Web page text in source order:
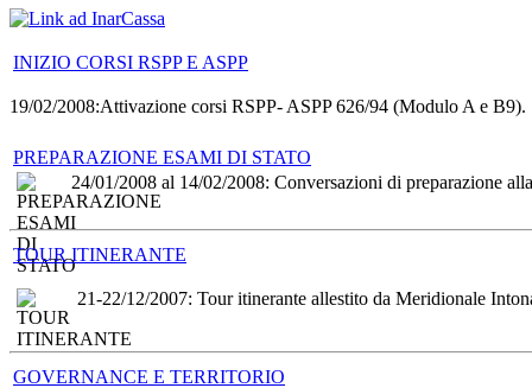
Avviso Pubblico
Comune di San Procopio (RC):
Formazione di un Elenco di
professionisti esterni per
l'affidamento di incarichi di
OO.PP. ed attività tecnico
amministrative connesse.
Avviso di Mobilità
VolontariaComune di Villa San
Giovanni (RC): Avviso di
Mobilità Volontaria per la
copertura di n. 1 posto di
istruttore direttivo Tecnico,
Ingegnere/Architetto Categoria
D part time 30 ore.
INIZIO CORSI RSPP E ASPP
19/02/2008:Attivazione corsi RSPP- ASPP 626/94 (Modulo A e B9).
PREPARAZIONE ESAMI DI STATO
24/01/2008 al 14/02/2008: Conversazioni di preparazione
TOUR ITINERANTE
21-22/12/2007: Tour itinerante allestito da Meridionale
GOVERNANCE E TERRITORIO